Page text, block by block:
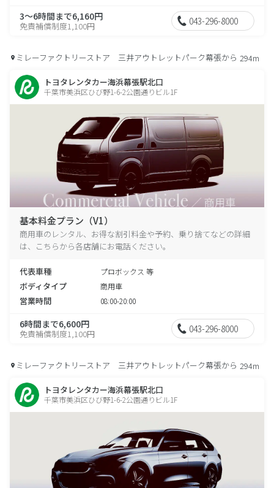
3～6時間まで6,160円
免責補償制度1,100円 043-296-8000
ミレーファクトリーストア 三井アウトレットパーク幕張から 294m
トヨタレンタカー海浜幕張駅北口
千葉市美浜区ひび野1-6-2公園通りビル1F
基本料金プラン（V1）
商用車のレンタル、お得な割引料金や予約、乗り捨てなどの詳細
は、こちらから各店舗にお電話ください。
代表車種 プロボックス 等
ボディタイプ 商用車
営業時間 08:00-20:00
6時間まで6,600円
免責補償制度1,100円 043-296-8000
ミレーファクトリーストア 三井アウトレットパーク幕張から 294m
トヨタレンタカー海浜幕張駅北口
千葉市美浜区ひび野1-6-2公園通りビル1F